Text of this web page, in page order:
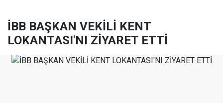
İBB BAŞKAN VEKİLİ KENT
LOKANTASI'NI ZİYARET ETTİ